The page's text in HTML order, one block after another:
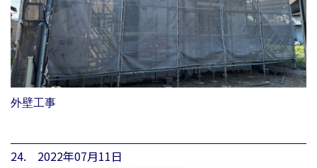
外壁工事
24. 2022年07月11日